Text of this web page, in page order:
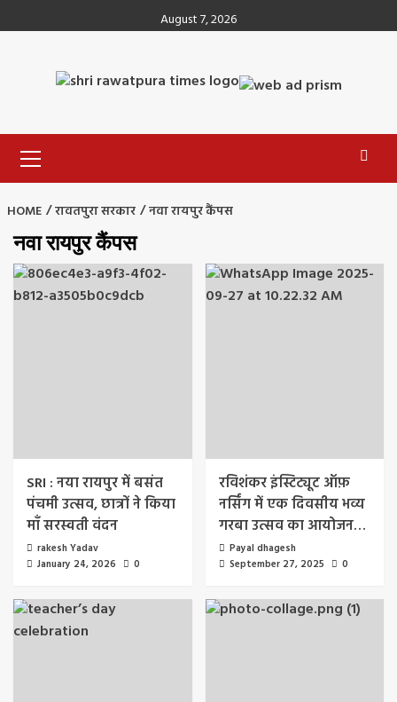
to
August 7, 2026
Menu
HOME रावतपुरा सरकार नवा रायपुर कैंपस
नवा रायपुर कैंपस
SRI : नया रायपुर में बसंत
पंचमी उत्सव, छात्रों ने किया
माँ सरस्वती वंदन
rakesh Yadav
January 24, 2026
0
रविशंकर इंस्टिट्यूट ऑफ़
नर्सिंग में एक दिवसीय भव्य
गरबा उत्सव का आयोजन…
Payal dhagesh
September 27, 2025
0